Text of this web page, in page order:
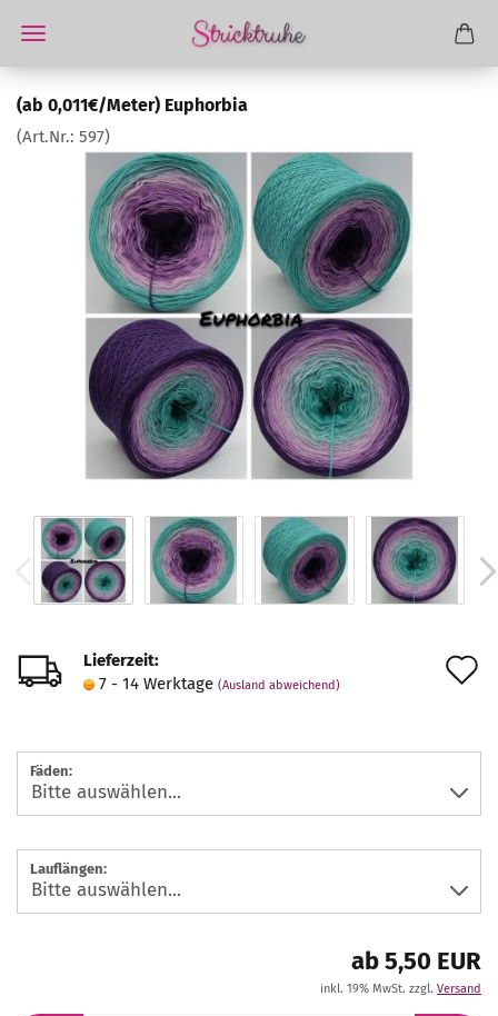
(ab 0,011€/Meter) Euphorbia
(Art.Nr.: 597)
Lieferzeit:
7 - 14 Werktage (Ausland abweichend)
Fäden:
Lauflängen:
ab 5,50 EUR
inkl. 19% MwSt. zzgl. Versand